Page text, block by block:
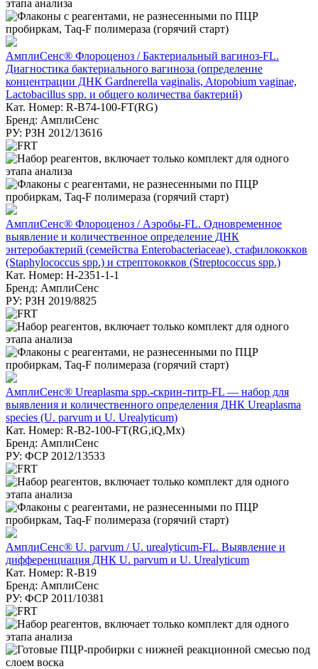
АмплиСенс® Флороценоз / Бактериальный вагиноз-FL.
Диагностика бактериального вагиноза (определение
концентрации ДНК Gardnerella vaginalis, Atopobium vaginae,
Lactobacillus spp. и общего количества бактерий)
Кат. Номер: R-B74-100-FT(RG)
Бренд: АмплиСенс
РУ: РЗН 2012/13616
АмплиСенс® Флороценоз / Аэробы-FL. Одновременное
выявление и количественное определение ДНК
энтеробактерий (семейства Enterobacteriaceae), стафилококков
(Staphylococcus spp.) и стрептококков (Streptococcus spp.)
Кат. Номер: H-2351-1-1
Бренд: АмплиСенс
РУ: РЗН 2019/8825
АмплиСенс® Ureaplasma spp.-скрин-титр-FL — набор для
выявления и количественного определения ДНК Ureaplasma
species (U. parvum и U. Urealyticum)
Кат. Номер: R-B2-100-FT(RG,iQ,Mx)
Бренд: АмплиСенс
РУ: ФСР 2012/13533
АмплиСенс® U. parvum / U. urealyticum-FL. Выявление и
дифференциация ДНК U. parvum и U. Urealyticum
Кат. Номер: R-B19
Бренд: АмплиСенс
РУ: ФСР 2011/10381